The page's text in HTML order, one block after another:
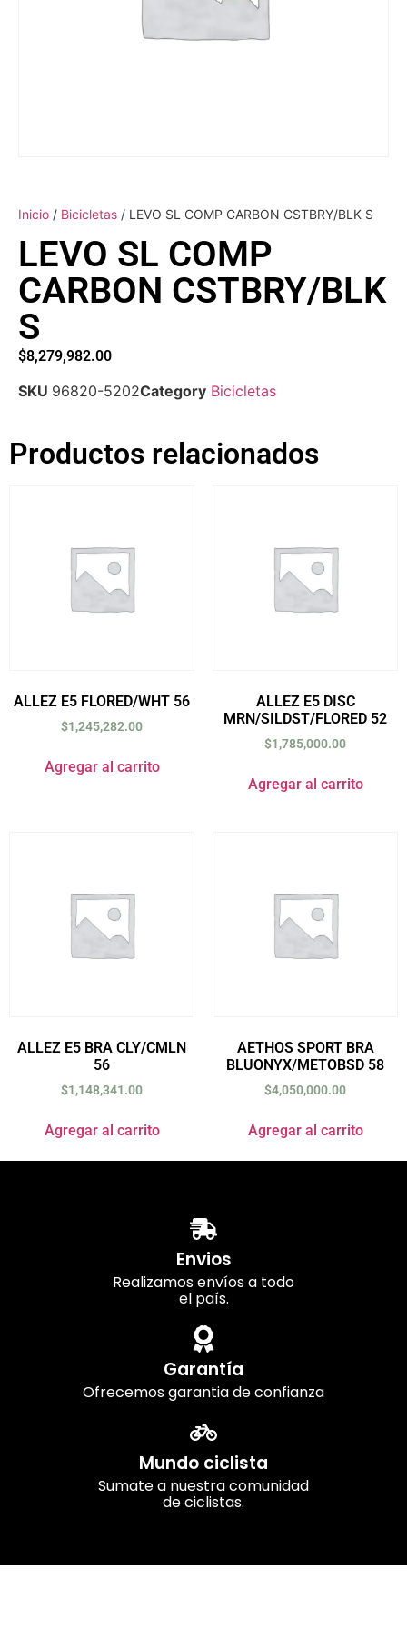
Inicio / Bicicletas / LEVO SL COMP CARBON CSTBRY/BLK S
LEVO SL COMP
CARBON CSTBRY/BLK
S
$8,279,982.00
SKU 96820-5202Category Bicicletas
Productos relacionados
ALLEZ E5 FLORED/WHT 56
$1,245,282.00
Agregar al carrito
ALLEZ E5 DISC
MRN/SILDST/FLORED 52
$1,785,000.00
Agregar al carrito
ALLEZ E5 BRA CLY/CMLN
56
$1,148,341.00
Agregar al carrito
AETHOS SPORT BRA
BLUONYX/METOBSD 58
$4,050,000.00
Agregar al carrito
Envios
Realizamos envíos a todo
el país.
Garantía
Ofrecemos garantia de confianza
Mundo ciclista
Sumate a nuestra comunidad
de ciclistas.